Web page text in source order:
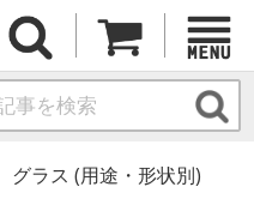
グラス (用途・形状別)